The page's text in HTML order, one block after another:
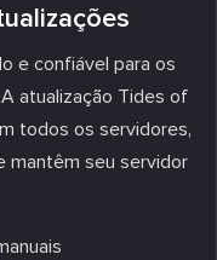
e confiável para os
atualização Tides of
todos os servidores,
mantêm seu servidor